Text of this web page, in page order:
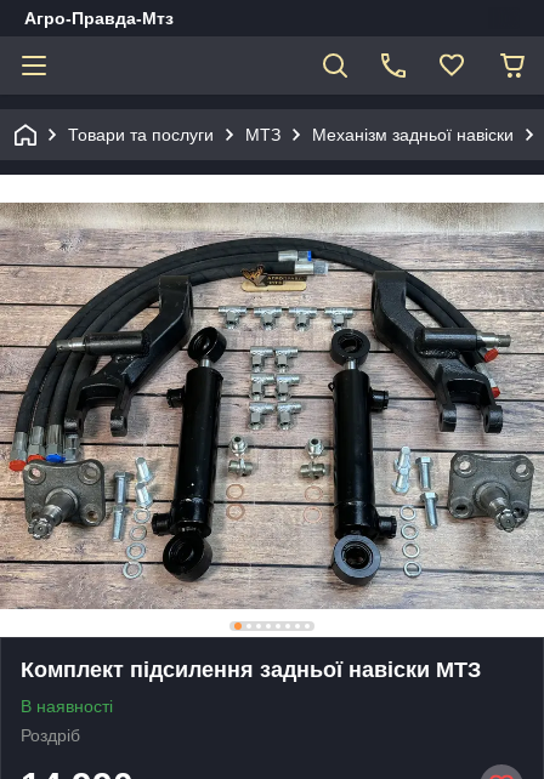
Агро-Правда-Мтз
Товари та послуги МТЗ Механізм задньої навіски
Комплект підсилення задньої навіски МТЗ
В наявності
Роздріб